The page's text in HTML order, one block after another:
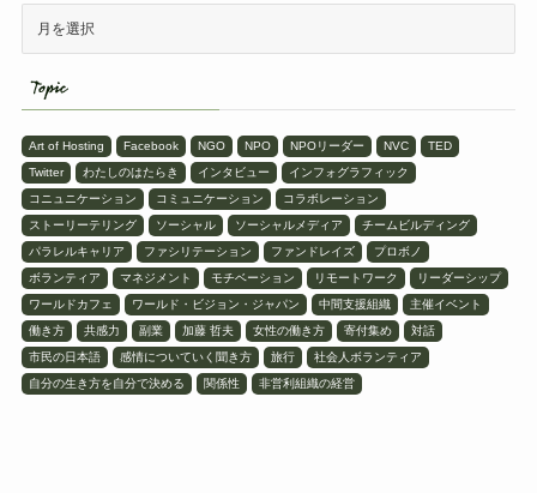
Topic
Art of Hosting Facebook NGO NPO NPOリーダー NVC
TED
Twitter
わたしのはたらき インタビュー
インフォグラフィック
コニュニケーション
コミュニケーション
コラボレーション
ストーリーテリング
ソーシャル ソーシャルメディア
チームビルディング
パラレルキャリア
ファシリテーション ファンドレイズ
プロボノ
ボランティア
マネジメント モチベーション リモートワーク
リーダーシップ
ワールドカフェ
ワールド・ビジョン・ジャパン 中間支援組織
主催イベント
働き方
共感力 副業 加藤 哲夫 女性の働き方 寄付集め
対話
市民の日本語
感情についていく聞き方 旅行
社会人ボランティア
自分の生き方を自分で決める
関係性 非営利組織の経営